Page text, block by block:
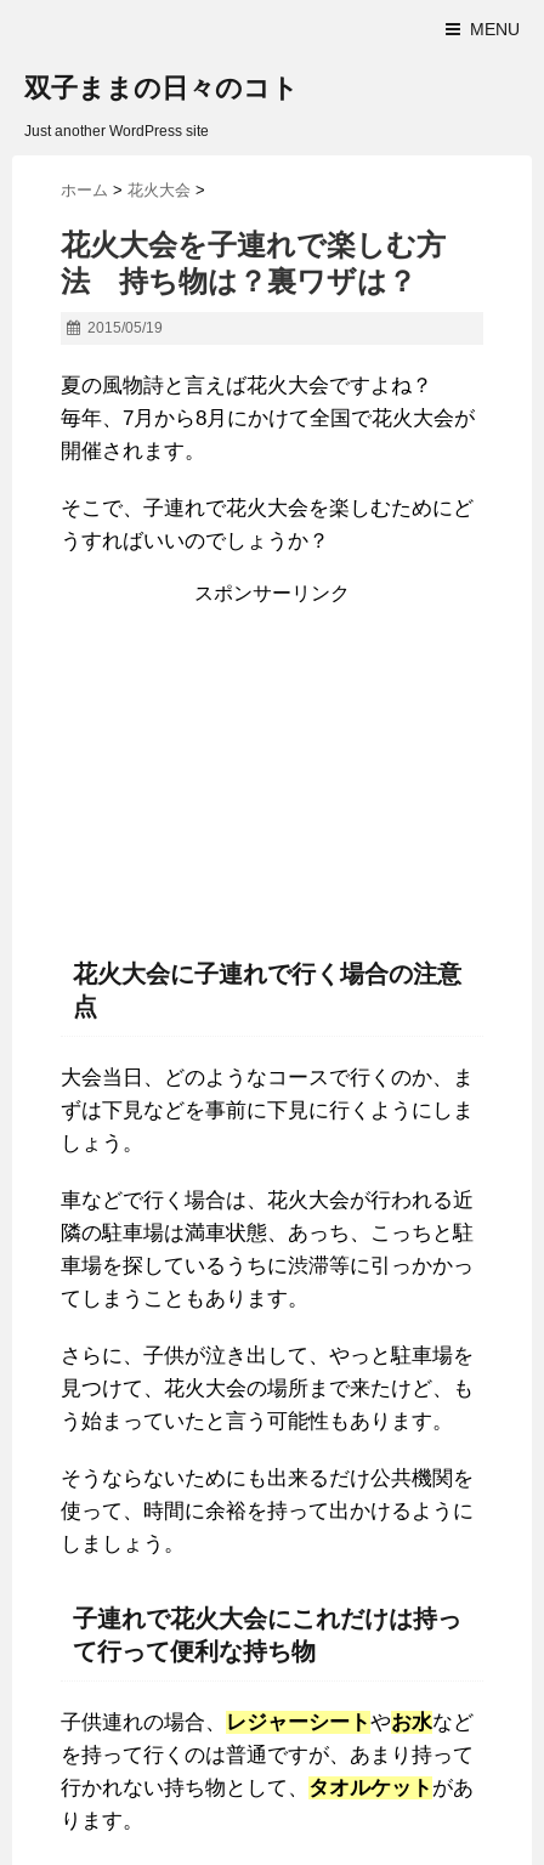
MENU
双子ままの日々のコト
Just another WordPress site
ホーム > 花火大会 >
花火大会を子連れで楽しむ方
法 持ち物は？裏ワザは？
2015/05/19
夏の風物詩と言えば花火大会ですよね？
毎年、7月から8月にかけて全国で花火大会が
開催されます。
そこで、子連れで花火大会を楽しむためにど
うすればいいのでしょうか？
スポンサーリンク
花火大会に子連れで行く場合の注意
点
大会当日、どのようなコースで行くのか、ま
ずは下見などを事前に下見に行くようにしま
しょう。
車などで行く場合は、花火大会が行われる近
隣の駐車場は満車状態、あっち、こっちと駐
車場を探しているうちに渋滞等に引っかかっ
てしまうこともあります。
さらに、子供が泣き出して、やっと駐車場を
見つけて、花火大会の場所まで来たけど、も
う始まっていたと言う可能性もあります。
そうならないためにも出来るだけ公共機関を
使って、時間に余裕を持って出かけるように
しましょう。
子連れで花火大会にこれだけは持っ
て行って便利な持ち物
子供連れの場合、 レジャーシートやお水など
を持って行くのは普通ですが、あまり持って
行かれない持ち物として、 タオルケット があ
ります。